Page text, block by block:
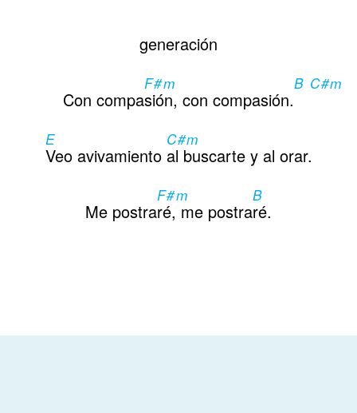
generación
Con compa
F#m
sión, con compasión.
B C#m
E
Veo avivamiento
C#m
al buscarte y al orar.
Me postra
F#m
ré, me postra
B
ré.